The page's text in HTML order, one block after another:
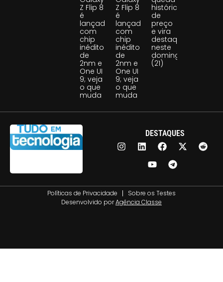
Z Flip 8
é
lançado
com
chip
inédito
de
2nm e
One UI
9; veja
o que
muda
Z Flip 8
é
lançado
com
chip
inédito
de
2nm e
One UI
9; veja
o que
muda
histórica
de
preço
e vira
destaque
neste
domingo
(21)
DESTAQUES
Políticas de Privacidade
Sobre os Testes
Desenvolvido porAgência Classe